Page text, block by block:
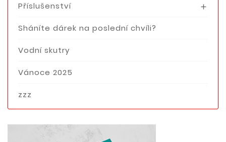
Příslušenství 
Sháníte dárek na poslední chvíli?
Vodní skutry
Vánoce 2025
zzz